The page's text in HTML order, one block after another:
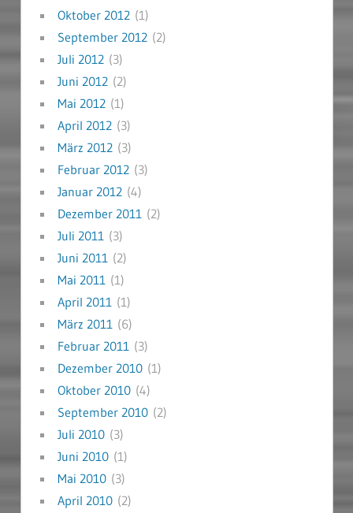
Oktober 2012(1)
September 2012(2)
Juli 2012(3)
Juni 2012(2)
Mai 2012(1)
April 2012(3)
März 2012(3)
Februar 2012(3)
Januar 2012(4)
Dezember 2011 (2)
Juli 2011 (3)
Juni 2011 (2)
Mai 2011 (1)
April 2011 (1)
März 2011 (6)
Februar 2011 (3)
Dezember 2010(1)
Oktober 2010(4)
September 2010(2)
Juli 2010(3)
Juni 2010(1)
Mai 2010(3)
April 2010(2)